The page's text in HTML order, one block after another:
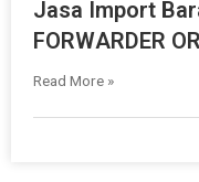
Jasa Import
FORWARDER
Read More »